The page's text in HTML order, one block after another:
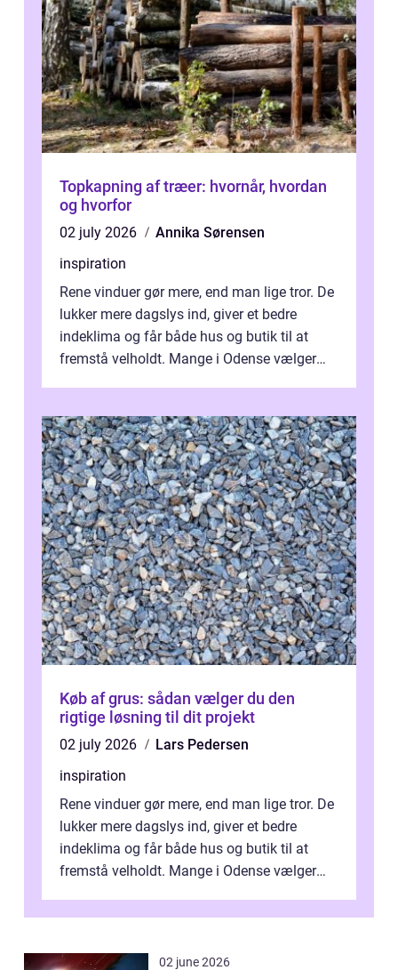
Topkapning af træer: hvornår, hvordan
og hvorfor
02 july 2026
Annika Sørensen
inspiration
Rene vinduer gør mere, end man lige tror. De
lukker mere dagslys ind, giver et bedre
indeklima og får både hus og butik til at
fremstå velholdt. Mange i Odense vælger
Køb af grus: sådan vælger du den
rigtige løsning til dit projekt
02 july 2026
Lars Pedersen
inspiration
Rene vinduer gør mere, end man lige tror. De
lukker mere dagslys ind, giver et bedre
indeklima og får både hus og butik til at
fremstå velholdt. Mange i Odense vælger
02 june 2026